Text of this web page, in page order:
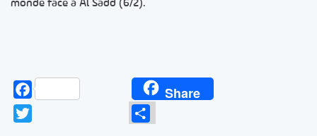
monde face à Al Sadd (6/2).
Facebook Share